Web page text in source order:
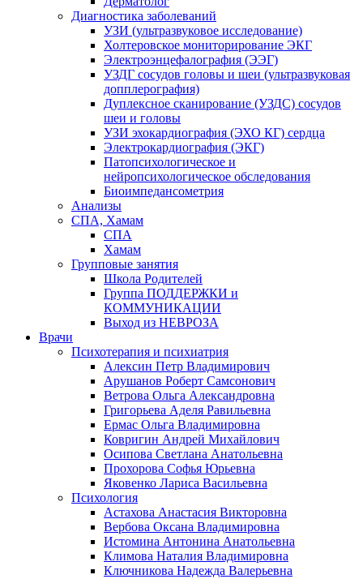
Диагностика заболеваний
УЗИ (ультразвуковое исследование)
Холтеровское мониторирование ЭКГ
Электроэнцефалография (ЭЭГ)
УЗДГ сосудов головы и шеи (ультразвуковая
допплерография)
Дуплексное сканирование (УЗДС) сосудов
шеи и головы
УЗИ эхокардиография (ЭХО КГ) сердца
Электрокардиография (ЭКГ)
Патопсихологическое и
нейропсихологическое обследования
Биоимпедансометрия
Анализы
СПА, Хамам
СПА
Хамам
Групповые занятия
Школа Родителей
Группа ПОДДЕРЖКИ и
КОММУНИКАЦИИ
Выход из НЕВРОЗА
Врачи
Психотерапия и психиатрия
Алексин Петр Владимирович
Арушанов Роберт Самсонович
Ветрова Ольга Александровна
Григорьева Аделя Равильевна
Ермас Ольга Владимировна
Ковригин Андрей Михайлович
Осипова Светлана Анатольевна
Прохорова Софья Юрьевна
Яковенко Лариса Васильевна
Психология
Астахова Анастасия Викторовна
Вербова Оксана Владимировна
Истомина Антонина Анатольевна
Климова Наталия Владимировна
Ключникова Надежда Валерьевна